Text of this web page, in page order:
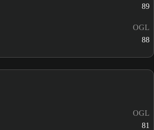
89
OGL
88
OGL
81